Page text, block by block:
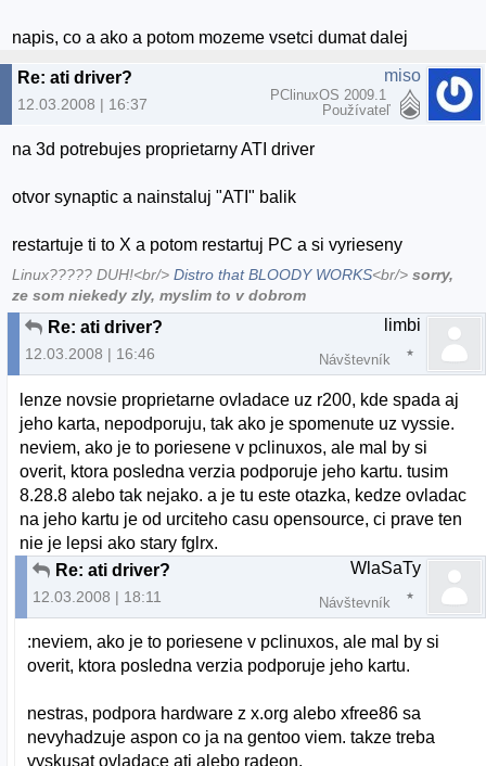
napis, co a ako a potom mozeme vsetci dumat dalej
Re: ati driver?
12.03.2008 | 16:37
miso
PClinuxOS 2009.1
Používateľ
na 3d potrebujes proprietarny ATI driver
otvor synaptic a nainstaluj "ATI" balik
restartuje ti to X a potom restartuj PC a si vyrieseny
Linux????? DUH!<br/>Distro that BLOODY WORKS<br/>sorry,
ze som niekedy zly, myslim to v dobrom
Re: ati driver?
12.03.2008 | 16:46
limbi
Návštevník
lenze novsie proprietarne ovladace uz r200, kde spada aj
jeho karta, nepodporuju, tak ako je spomenute uz vyssie.
neviem, ako je to poriesene v pclinuxos, ale mal by si
overit, ktora posledna verzia podporuje jeho kartu. tusim
8.28.8 alebo tak nejako. a je tu este otazka, kedze ovladac
na jeho kartu je od urciteho casu opensource, ci prave ten
nie je lepsi ako stary fglrx.
Re: ati driver?
12.03.2008 | 18:11
WlaSaTy
Návštevník
:neviem, ako je to poriesene v pclinuxos, ale mal by si
overit, ktora posledna verzia podporuje jeho kartu.
nestras, podpora hardware z x.org alebo xfree86 sa
nevyhadzuje aspon co ja na gentoo viem. takze treba
vyskusat ovladace ati alebo radeon.